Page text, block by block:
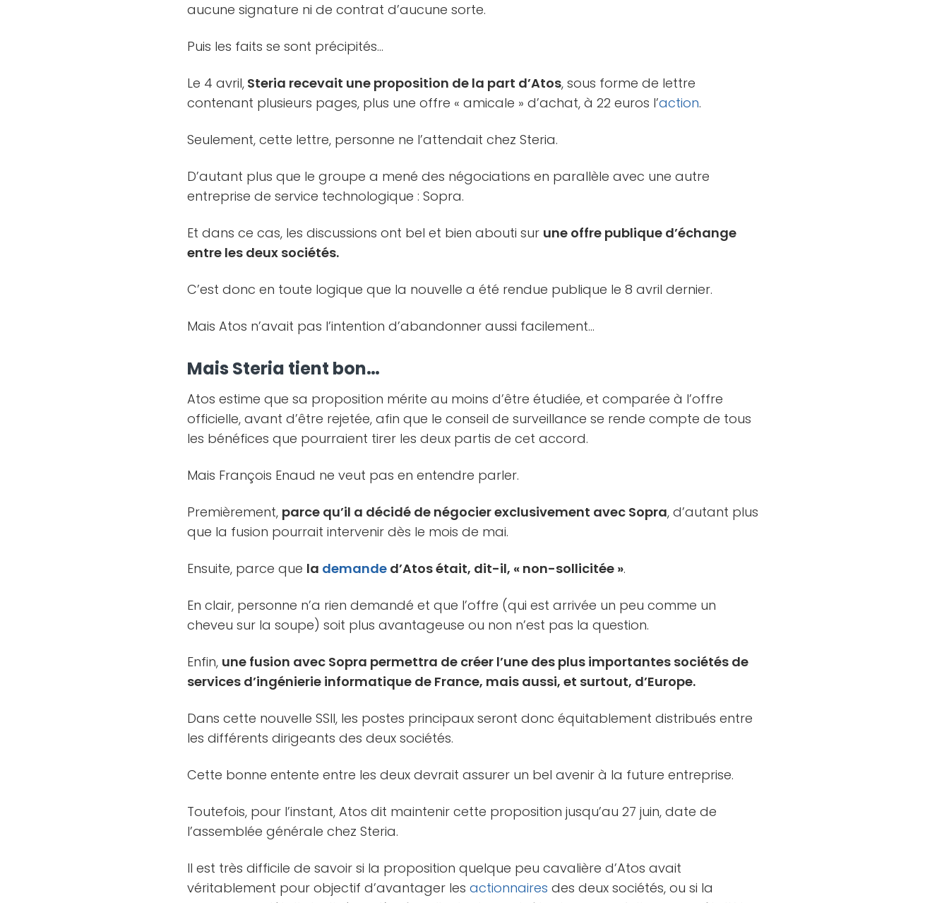
aucune signature ni de contrat d’aucune sorte.
Puis les faits se sont précipités…
Le 4 avril, Steria recevait une proposition de la part d’Atos, sous forme de lettre
contenant plusieurs pages, plus une offre « amicale » d’achat, à 22 euros l’action.
Seulement, cette lettre, personne ne l’attendait chez Steria.
D’autant plus que le groupe a mené des négociations en parallèle avec une autre
entreprise de service technologique : Sopra.
Et dans ce cas, les discussions ont bel et bien abouti sur une offre publique d’échange
entre les deux sociétés.
C’est donc en toute logique que la nouvelle a été rendue publique le 8 avril dernier.
Mais Atos n’avait pas l’intention d’abandonner aussi facilement…
Mais Steria tient bon…
Atos estime que sa proposition mérite au moins d’être étudiée, et comparée à l’offre
officielle, avant d’être rejetée, afin que le conseil de surveillance se rende compte de tous
les bénéfices que pourraient tirer les deux partis de cet accord.
Mais François Enaud ne veut pas en entendre parler.
Premièrement, parce qu’il a décidé de négocier exclusivement avec Sopra, d’autant plus
que la fusion pourrait intervenir dès le mois de mai.
Ensuite, parce que la demande d’Atos était, dit-il, « non-sollicitée ».
En clair, personne n’a rien demandé et que l’offre (qui est arrivée un peu comme un
cheveu sur la soupe) soit plus avantageuse ou non n’est pas la question.
Enfin, une fusion avec Sopra permettra de créer l’une des plus importantes sociétés de
services d’ingénierie informatique de France, mais aussi, et surtout, d’Europe.
Dans cette nouvelle SSII, les postes principaux seront donc équitablement distribués entre
les différents dirigeants des deux sociétés.
Cette bonne entente entre les deux devrait assurer un bel avenir à la future entreprise.
Toutefois, pour l’instant, Atos dit maintenir cette proposition jusqu’au 27 juin, date de
l’assemblée générale chez Steria.
Il est très difficile de savoir si la proposition quelque peu cavalière d’Atos avait
véritablement pour objectif d’avantager lesactionnaires des deux sociétés, ou si la